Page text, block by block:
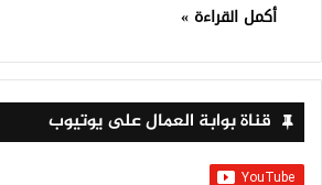
أكمل القراءة »
قناة بوابة العمال على يوتيوب